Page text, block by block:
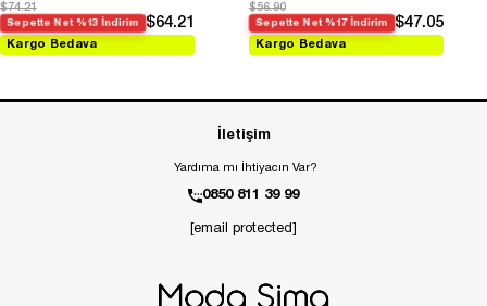
$74.21
Sepette Net %13 İndirim $64.21
Kargo Bedava
$56.90
Sepette Net %17 İndirim $47.05
Kargo Bedava
İletişim
Yardıma mı İhtiyacın Var?
0850 811 39 99
[email protected]